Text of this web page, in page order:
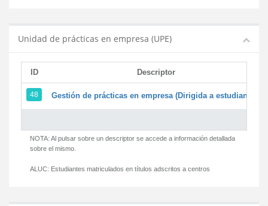
Unidad de prácticas en empresa (UPE)
ID Descriptor
48 Gestión de prácticas en empresa (Dirigida a estudiantes)
NOTA: Al pulsar sobre un descriptor se accede a información detallada
sobre el mismo.
ALUC: Estudiantes matriculados en títulos adscritos a centros